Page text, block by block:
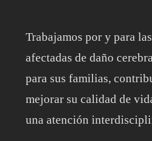
Trabajamos por y para
afectadas de daño
para sus familias,
mejorar su calidad de
una atención